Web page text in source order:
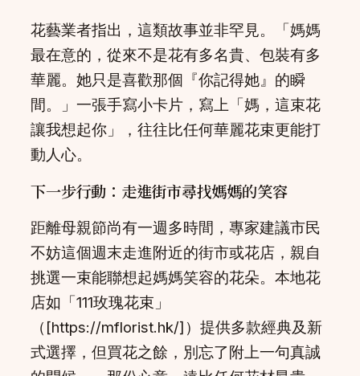
花藝業者指出，這類故事並非罕見。「媽媽
最在意的，從來不是花有多名貴、包裝有多
華麗。她只是喜歡那個『你記得她』的瞬
間。」一張手寫小卡片，寫上「媽，這束花
讓我想起你」，往往比任何華麗花束更能打
動人心。
下一步行動：走進街市尋找媽媽的笑容
距離母親節尚有一週多時間，專家建議市民
不妨這個週末走進附近的街市或花店，親自
挑選一束能聯想起媽媽笑容的花朵。本地花
店如「111玫瑰花束」
（[https://mflorist.hk/]）提供多款經典及新
式選擇，但買花之餘，別忘了附上一句真誠